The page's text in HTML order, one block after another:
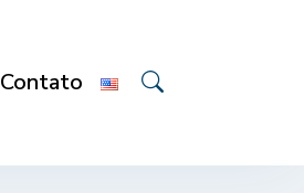
Contato